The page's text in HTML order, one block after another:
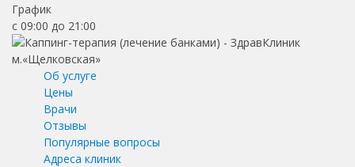
График
с 09:00 до 21:00
Об услуге
Цены
Врачи
Отзывы
Популярные вопросы
Адреса клиник